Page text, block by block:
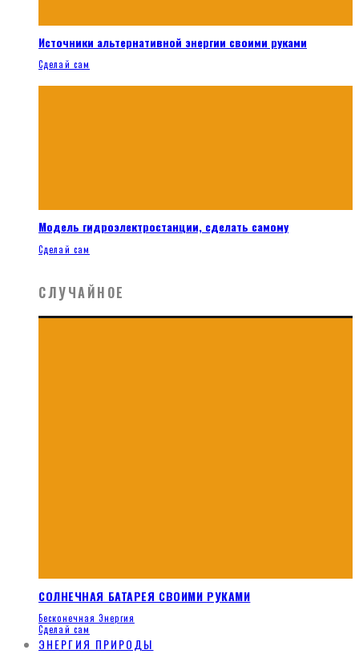
Источники альтернативной энергии своими руками
Сделай сам
Модель гидроэлектростанции, сделать самому
Сделай сам
СЛУЧАЙНОЕ
СОЛНЕЧНАЯ БАТАРЕЯ СВОИМИ РУКАМИ
Бесконечная Энергия
Сделай сам
ЭНЕРГИЯ ПРИРОДЫ